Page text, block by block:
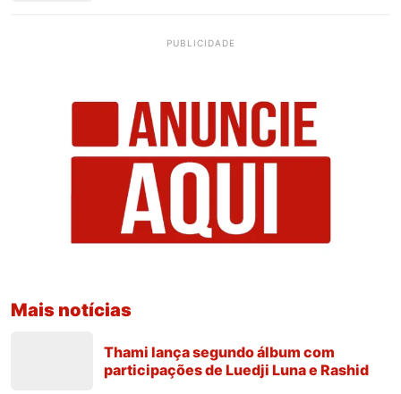
PUBLICIDADE
Mais notícias
Thami lança segundo álbum com
participações de Luedji Luna e Rashid